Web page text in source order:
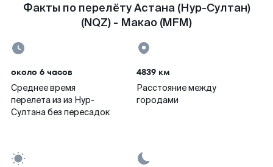
Факты по перелёту Астана (Нур-Султан)
(NQZ) - Макао (MFM)
около 6 часов
Среднее время
перелета из из Нур-
Султана без пересадок
4839 км
Расстояние между
городами